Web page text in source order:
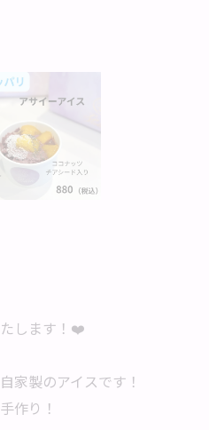
します！❤️
家製のアイスです！
作り！